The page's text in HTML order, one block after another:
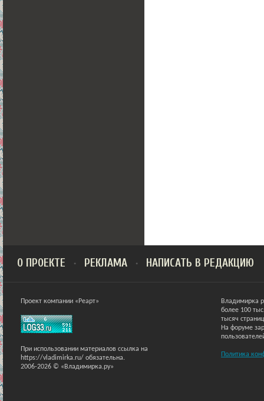
О ПРОЕКТЕ РЕКЛАМА НАПИСАТЬ В РЕДАКЦИЮ
Проект компании «Реарт»
При использовании материалов ссылка на
https://vladimirka.ru/ обязательна.
2006-2026 © «Владимирка.ру»
Владимирка
более 100
тысяч
На форуме
Политика